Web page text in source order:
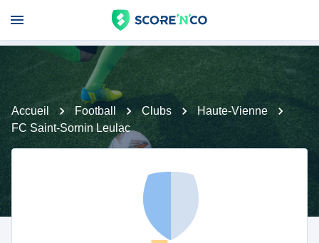
Accueil Football Clubs
Haute-Vienne
FC Saint-Sornin Leulac